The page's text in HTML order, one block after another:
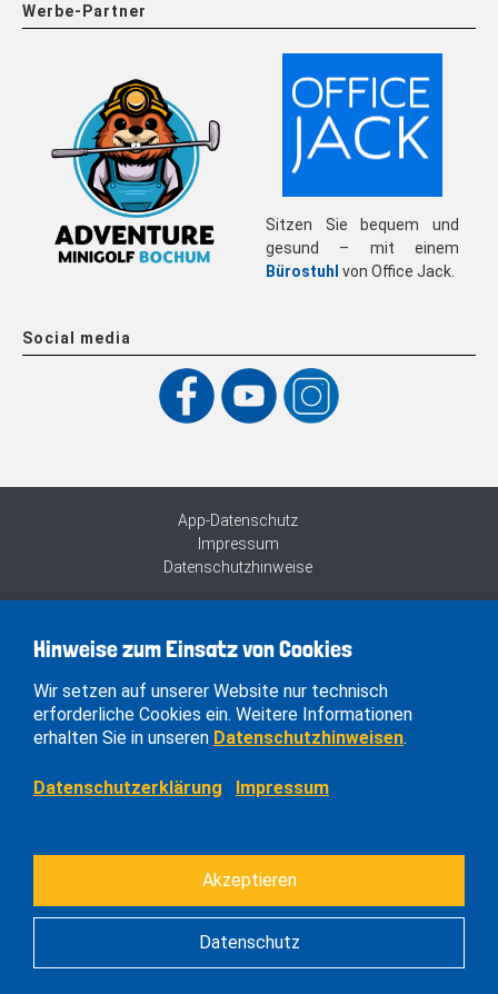
Werbe-Partner
Sitzen Sie bequem und
gesund – mit einem
Bürostuhl von Office Jack.
Social media
App-Datenschutz
Impressum
Datenschutzhinweise
Hinweise zum Einsatz von Cookies
Wir setzen auf unserer Website nur technisch
erforderliche Cookies ein. Weitere Informationen
erhalten Sie in unseren Datenschutzhinweisen.
Datenschutzerklärung Impressum
Akzeptieren
Datenschutz